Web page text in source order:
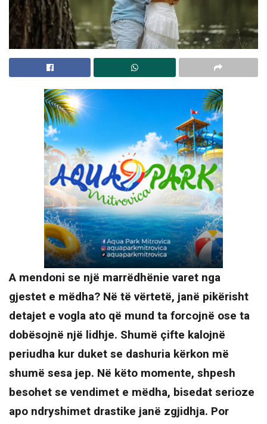
A mendoni se një marrëdhënie varet nga
gjestet e mëdha? Në të vërtetë, janë pikërisht
detajet e vogla ato që mund ta forcojnë ose ta
dobësojnë një lidhje. Shumë çifte kalojnë
periudha kur duket se dashuria kërkon më
shumë sesa jep. Në këto momente, shpesh
besohet se vendimet e mëdha, bisedat serioze
apo ndryshimet drastike janë zgjidhja. Por